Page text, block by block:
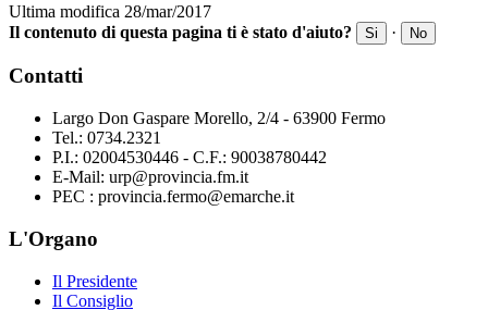
Ultima modifica 28/mar/2017
Il contenuto di questa pagina ti è stato d'aiuto?
Si · No
Contatti
Largo Don Gaspare Morello, 2/4 - 63900 Fermo
Tel.: 0734.2321
P.I.: 02004530446 - C.F.: 90038780442
E-Mail: urp@provincia.fm.it
PEC : provincia.fermo@emarche.it
L'Organo
Il Presidente
Il Consiglio